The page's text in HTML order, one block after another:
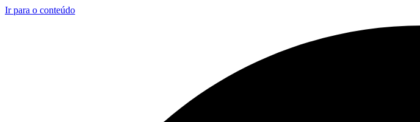
Ir para o conteúdo